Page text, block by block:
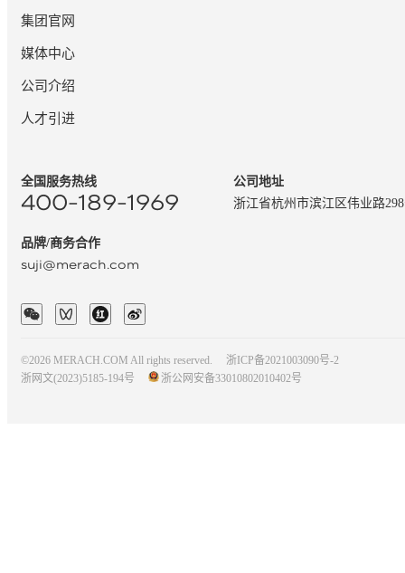
集团官网
媒体中心
公司介绍
人才引进
全国服务热线
400-189-1969
品牌/商务合作
suji@merach.com
公司地址
浙江省杭州市滨江区伟业路
©2026 MERACH.COM All rights reserved.
浙ICP备2021003090号-2
浙网文(2023)5185-194号
浙公网安备33010802010402号